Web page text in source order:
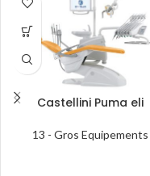
Castellini Puma eli
13 - Gros Equipements